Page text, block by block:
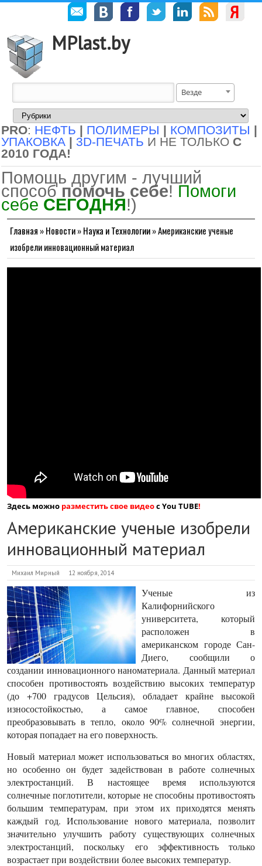
MPlast.by
Везде
PRO: НЕФТЬ | ПОЛИМЕРЫ | КОМПОЗИТЫ |
УПАКОВКА | 3D-ПЕЧАТЬ И НЕ ТОЛЬКО С
2010 ГОДА!
Помощь другим - лучший
способ помочь себе! Помоги
себе СЕГОДНЯ!)
Главная »Новости»Наука и Технологии»Американские ученые
изобрели инновационный материал
Здесь можно разместить свое видеос You TUBE!
Американские ученые изобрели
инновационный материал
Михаил Мирный 12 ноября, 2014
Ученые из
Калифорнийского
университета, который
расположен в
американском городе Сан-
Диего, сообщили о
создании инновационного наноматериала. Данный материал
способен противостоять воздействию высоких температур
(до +700 градусов Цельсия), обладает крайне высокой
износостойкостью, а самое главное, способен
преобразовывать в тепло, около 90% солнечной энергии,
которая попадает на его поверхность.
Новый материал может использоваться во многих областях,
но особенно он будет задействован в работе солнечных
электростанций. В настоящее время используются
солнечные поглотители, которые не способны противостоять
большим температурам, при этом их приходятся менять
каждый год. Использование нового материала, позволит
значительно улучшить работу существующих солнечных
электростанций, поскольку его эффективность только
возрастает при воздействии более высоких температур.